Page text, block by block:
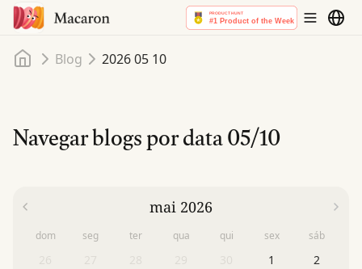
InícioBlog 2026 05 10
Navegar blogs por data05/10
mai 2026
dom seg ter qua qui sex sáb
1 2